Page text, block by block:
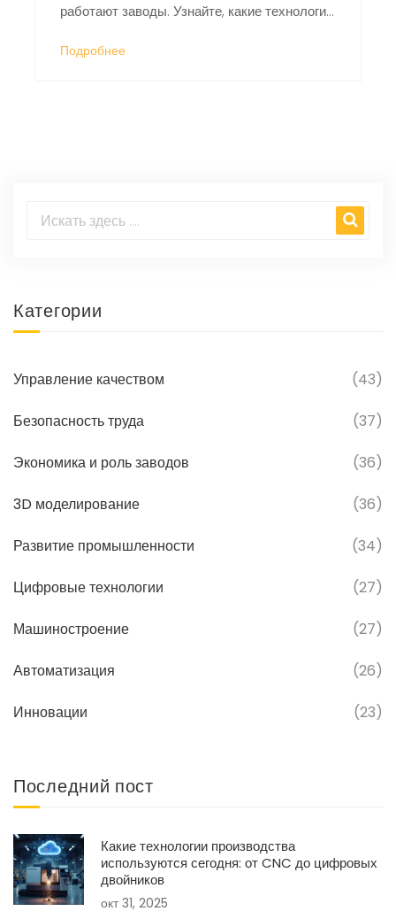
работают заводы. Узнайте, какие технологии
малого.
Подробнее
Категории
Управление качеством (43)
Безопасность труда (37)
Экономика и роль заводов (36)
3D моделирование (36)
Развитие промышленности (34)
Цифровые технологии (27)
Машиностроение (27)
Автоматизация (26)
Инновации (23)
Последний пост
Какие технологии производства
используются сегодня: от CNC до цифровых
двойников
окт 31, 2025